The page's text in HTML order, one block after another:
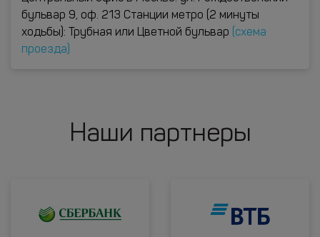
бульвар 9, оф. 213 Станции метро (2 минуты
ходьбы): Трубная или Цветной бульвар
(схема
проезда)
Наши партнеры